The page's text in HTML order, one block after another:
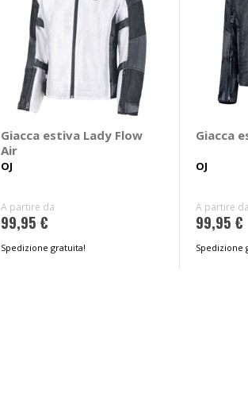
Giacca estiva Lady Flow
Air
OJ
A partire da
99,95 €
Spedizione gratuita!
Giacca
OJ
A partire da
99,95 €
Spedizione